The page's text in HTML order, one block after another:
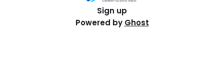
Sign up
Powered by Ghost